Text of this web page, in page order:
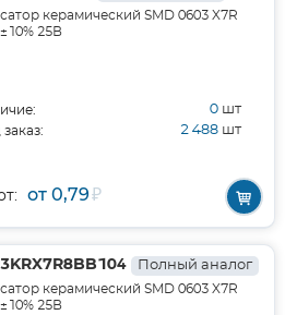
керамический SMD 0603 X7R
25В
0 шт
2 488 шт
от 0,79₽
Полный аналог
керамический SMD 0603 X7R
25В